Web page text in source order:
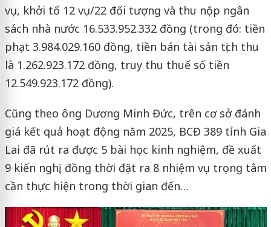
vụ, khởi tố 12 vụ/22 đối tượng và thu nộp ngân
sách nhà nước 16.533.952.332 đồng (trong đó: tiền
phạt 3.984.029.160 đồng, tiền bán tài sản tịch thu
là 1.262.923.172 đồng, truy thu thuế số tiền
12.549.923.172 đồng).
Cũng theo ông Dương Minh Đức, trên cơ sở đánh
giá kết quả hoạt động năm 2025, BCĐ 389 tỉnh Gia
Lai đã rút ra được 5 bài học kinh nghiệm, đề xuất
9 kiến nghị, đồng thời đặt ra 8 nhiệm vụ trọng tâm
cần thực hiện trong thời gian đến…